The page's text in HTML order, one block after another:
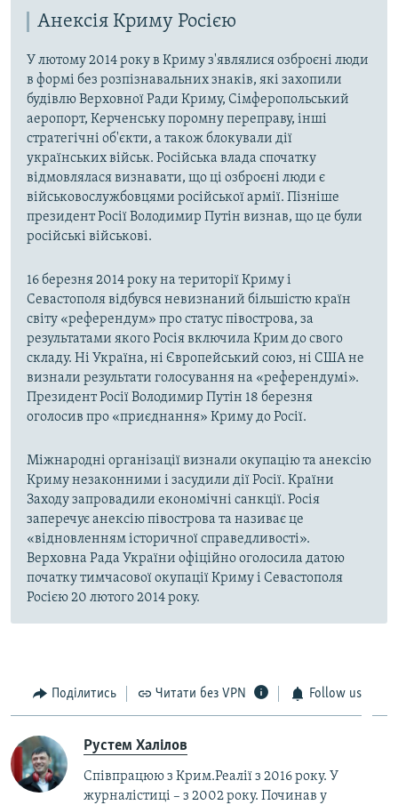
Анексія Криму Росією
У лютому 2014 року в Криму з'являлися озброєні люди
в формі без розпізнавальних знаків, які захопили
будівлю Верховної Ради Криму, Сімферопольський
аеропорт, Керченську поромну переправу, інші
стратегічні об'єкти, а також блокували дії
українських військ. Російська влада спочатку
відмовлялася визнавати, що ці озброєні люди є
військовослужбовцями російської армії. Пізніше
президент Росії Володимир Путін визнав, що це були
російські військові.
16 березня 2014 року на території Криму і
Севастополя відбувся невизнаний більшістю країн
світу «референдум» про статус півострова, за
результатами якого Росія включила Крим до свого
складу. Ні Україна, ні Європейський союз, ні США не
визнали результати голосування на «референдумі».
Президент Росії Володимир Путін 18 березня
оголосив про «приєднання» Криму до Росії.
Міжнародні організації визнали окупацію та анексію
Криму незаконними і засудили дії Росії. Країни
Заходу запровадили економічні санкції. Росія
заперечує анексію півострова та називає це
«відновленням історичної справедливості».
Верховна Рада України офіційно оголосила датою
початку тимчасової окупації Криму і Севастополя
Росією 20 лютого 2014 року.
Поділитись Читати без VPN Follow us
Рустем Халілов
Співпрацюю з Крим.Реалії з 2016 року. У
журналістиці – з 2002 року. Починав у